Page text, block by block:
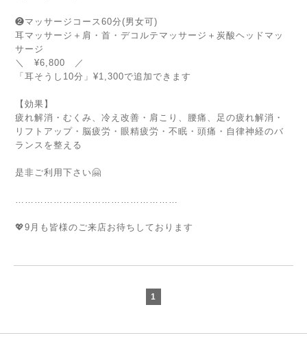
❷マッサージコース60分(男女可)
耳マッサージ＋肩・首・デコルテマッサージ＋炭酸ヘッドマッ
サージ
＼ ¥6,800 ／
「耳そうし10分」¥1,300で追加できます
【効果】
疲れ解消・むくみ、冷え改善・肩こり、腰痛、足の疲れ解消・
リフトアップ・脳疲労・眼精疲労・不眠・頭痛・自律神経のバ
ランスを整える
是非ご利用下さい🤗
……………………………………………
💖9月も皆様のご来店お待ちしております
1